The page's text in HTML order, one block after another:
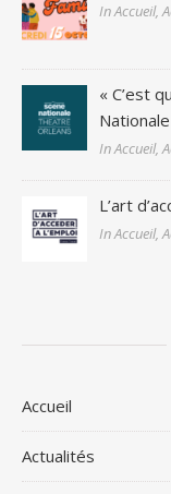
In Accueil,
« C’est
In Accueil,
L’art
In Accueil,
Accueil
Actualités